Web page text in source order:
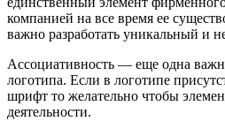
компанией на все время ее
важно разработать уникальный и
Ассоциативность ― еще одна
логотипа. Если в логотипе
шрифт то желательно чтобы
деятельности.